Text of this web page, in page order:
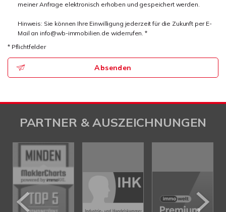
meiner Anfrage elektronisch erhoben und gespeichert werden.
Hinweis: Sie können Ihre Einwilligung jederzeit für die Zukunft per E-
Mail an info@wb-immobilien.de widerrufen. *
* Pflichtfelder
Absenden
PARTNER & AUSZEICHNUNGEN